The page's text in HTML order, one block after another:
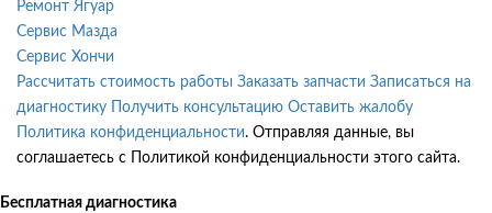
Ремонт Ягуар
Сервис Мазда
Сервис Хончи
Рассчитать стоимость работы Заказать запчасти Записаться на
диагностику
Получить консультацию Оставить жалобу
Политика конфиденциальности. Отправляя данные, вы
соглашаетесь с Политикой конфиденциальности этого сайта.
Бесплатная диагностика